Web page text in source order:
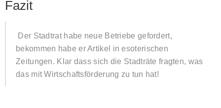
Fazit
Der Stadtrat habe neue Betriebe gefordert,
bekommen habe er Artikel in esoterischen
Zeitungen. Klar dass sich die Stadträte fragten, was
das mit Wirtschaftsförderung zu tun hat!